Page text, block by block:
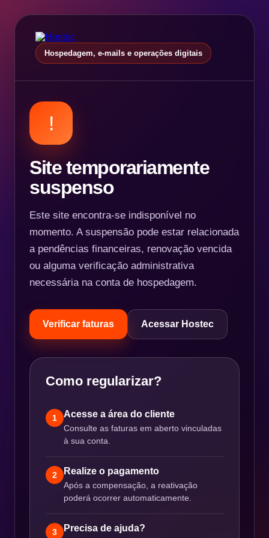
Hospedagem, e-mails e operações digitais
!
Site temporariamente
suspenso
Este site encontra-se indisponível no
momento. A suspensão pode estar relacionada
a pendências financeiras, renovação vencida
ou alguma verificação administrativa
necessária na conta de hospedagem.
Verificar faturas Acessar Hostec
Como regularizar?
1 Acesse a área do cliente
Consulte as faturas em aberto vinculadas
à sua conta.
2 Realize o pagamento
Após a compensação, a reativação
poderá ocorrer automaticamente.
3 Precisa de ajuda?